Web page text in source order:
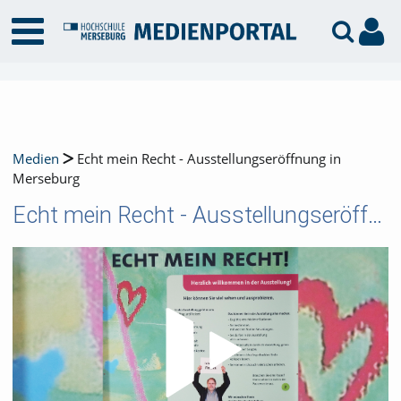
Medien
Echt mein Recht - Ausstellungseröffnung in
Merseburg
Echt mein Recht - Ausstellungseröffnung in Merseburg